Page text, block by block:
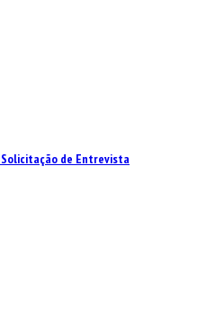
de Entrevista